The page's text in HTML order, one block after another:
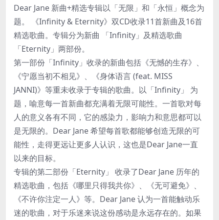
Dear Jane 新曲+精选专辑以「无限」和「永恒」概念为
题。 《Infinity & Eternity》双CD收录11首新曲及16首
精选歌曲。专辑分为新曲 「Infinity」及精选歌曲
「Eternity」两部份。
第一部份「Infinity」收录的新曲包括《无憾的生存》、
《宁愿当初不相见》、《身体语言 (feat. MISS
JANNI)》等重未收录于专辑的歌曲。以「Infinity」 为
题，喻意每一首新曲都充满着无限可能性。一首歌对每
人的意义各有不同，它的感染力，影响力和意思都可以
是无限的。Dear Jane 希望每首歌都能够创造无限的可
能性，走得更远让更多人认识，这也是Dear Jane一直
以来的目标。
专辑的第二部份「Eternity」 收录了Dear Jane 历年的
精选歌曲，包括《哪里只得我共你》、《无可避免》、
《不许你注定一人》等。Dear Jane 认为一首能触动乐
迷的歌曲，对于乐迷来说这份感动是永远存在的。如果